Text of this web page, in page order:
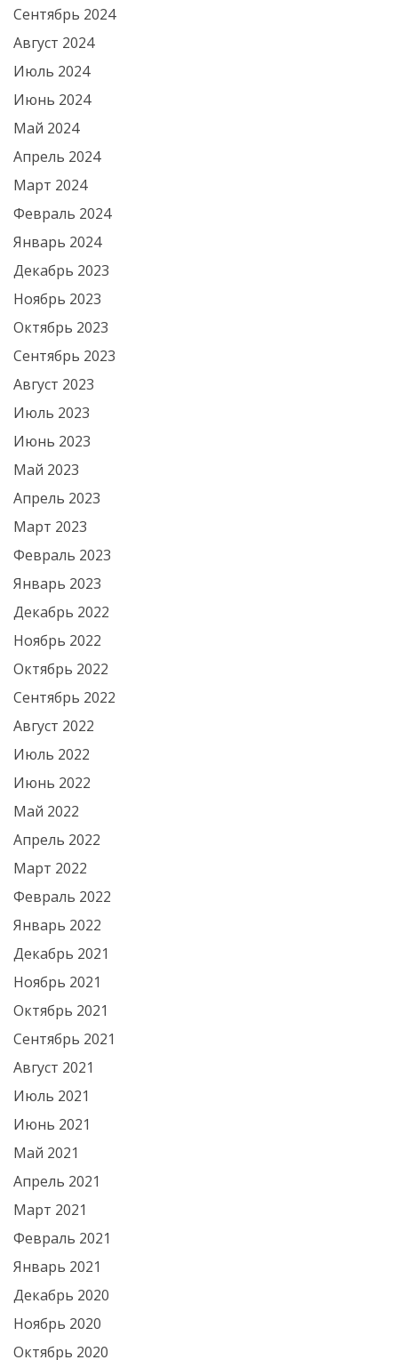
Сентябрь 2024
Август 2024
Июль 2024
Июнь 2024
Май 2024
Апрель 2024
Март 2024
Февраль 2024
Январь 2024
Декабрь 2023
Ноябрь 2023
Октябрь 2023
Сентябрь 2023
Август 2023
Июль 2023
Июнь 2023
Май 2023
Апрель 2023
Март 2023
Февраль 2023
Январь 2023
Декабрь 2022
Ноябрь 2022
Октябрь 2022
Сентябрь 2022
Август 2022
Июль 2022
Июнь 2022
Май 2022
Апрель 2022
Март 2022
Февраль 2022
Январь 2022
Декабрь 2021
Ноябрь 2021
Октябрь 2021
Сентябрь 2021
Август 2021
Июль 2021
Июнь 2021
Май 2021
Апрель 2021
Март 2021
Февраль 2021
Январь 2021
Декабрь 2020
Ноябрь 2020
Октябрь 2020